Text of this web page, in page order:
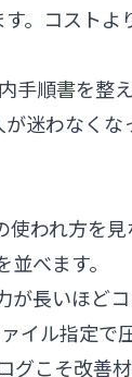
。コストよ
手順書を整
迷わなくな
使われ方を
べます。
が長いほど
イル指定で
グこそ改善